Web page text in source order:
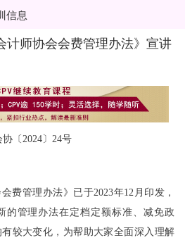
信息
计师协会会费管理办法》宣讲
协〔2024〕24号
费管理办法》已于2023年12月印发，
的管理办法在定档定额标准、减免政
较大变化，为帮助大家全面深入理解